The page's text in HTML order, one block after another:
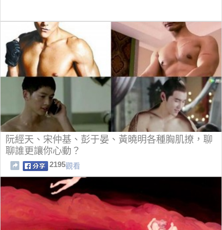
阮經天、宋仲基、彭于晏、黃曉明各種胸肌撩，聊
聊誰更讓你心動？
2195觀看